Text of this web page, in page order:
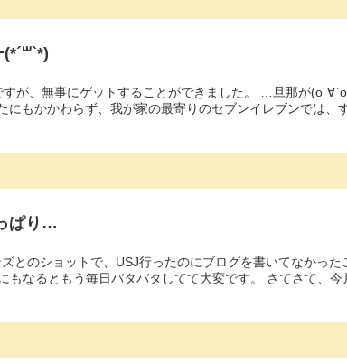
が、無事にゲットすることができました。 …旦那が
にもかかわらず、我が家の最寄りのセブンイレブンでは、
ぱり…
とのショットで、USJ行ったのにブログを書いてなかった
もなるともう毎日バタバタしてて大変です。 さてさて、今